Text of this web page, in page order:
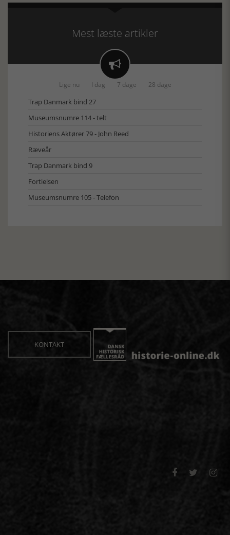
Mest læste artikler

Lige nu I dag 7 dage 28 dage
Trap Danmark bind 27
Museumsnumre 114 - telt
Historiens Aktører 79 - John Reed
Ræveår
Trap Danmark bind 9
Fortielsen
Museumsnumre 105 - Telefon
KONTAKT
  